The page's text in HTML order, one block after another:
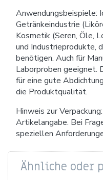
Anwendungsbeispiele:
Getränkeindustrie
Kosmetik (Seren, Öle,
und Industrieprodukte,
benötigen. Auch für
Laborproben geeignet.
für eine gute
die Produktqualität.
Hinweis zur
Artikelangabe. Bei
speziellen
Ähnliche oder